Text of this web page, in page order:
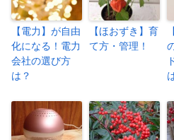
【電力】が自由
化になる！電力
会社の選び方
は？
【ほおずき】育
て方・管理！